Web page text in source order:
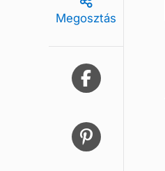
Megosztás